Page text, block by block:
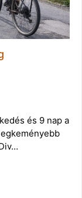
és 9 nap a